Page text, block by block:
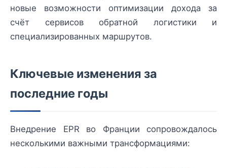
новые возможности оптимизации дохода за
счёт сервисов обратной логистики и
специализированных маршрутов.
Ключевые изменения за
последние годы
Внедрение EPR во Франции сопровождалось
несколькими важными трансформациями: